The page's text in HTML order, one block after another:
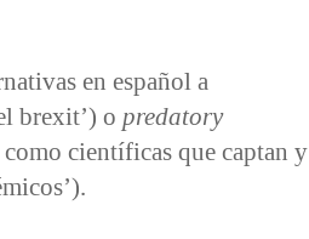
en español a
brexit’) o predatory
científicas que captan y